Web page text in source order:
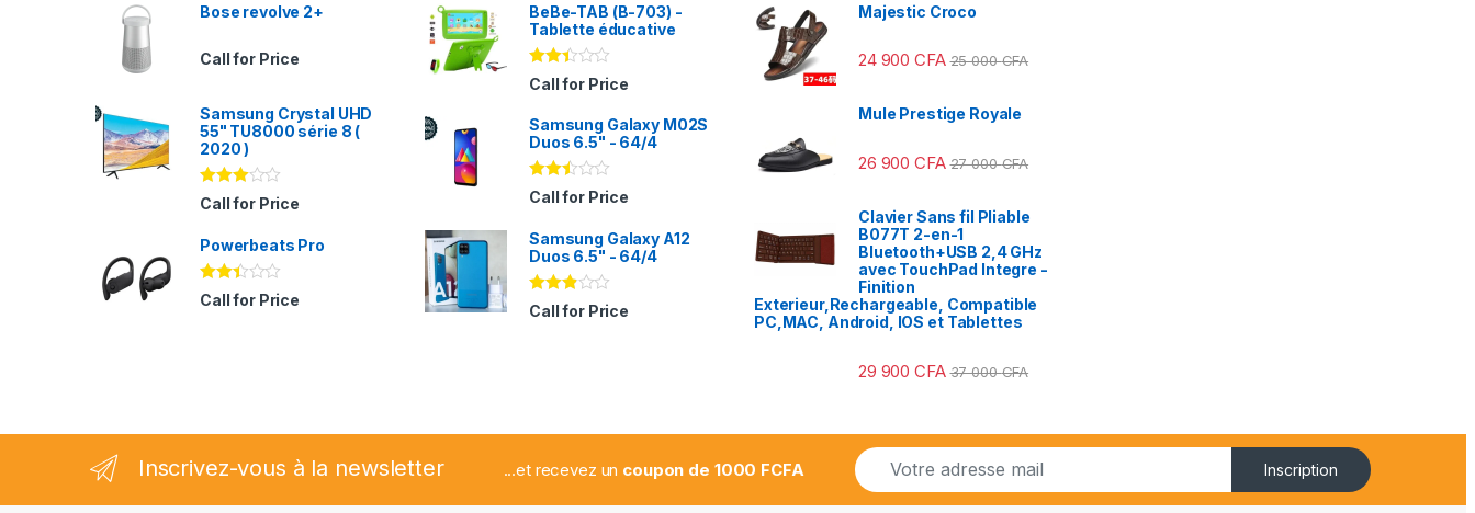
Bose revolve 2+
Call for Price
Samsung Crystal UHD
55" TU8000 série 8 (
2020 )
Note
2.94
Call for Price
Powerbeats Pro
Note
2.35
Call for Price
BeBe-TAB (B-703) -
Tablette éducative
Note
2.31
5
Call for Price
Samsung Galaxy M02S
Duos 6.5" - 64/4
Note
2.41
5
Call for Price
Samsung Galaxy A12
Duos 6.5" - 64/4
Note
2.78
Call for Price
Majestic Croco
24 900CFA 25 000CFA
Mule Prestige Royale
26 900CFA 27 000CFA
Clavier Sans fil Pliable
B077T 2-en-1
Bluetooth+USB 2,4 GHz
avec TouchPad Integre -
Finition
Exterieur,Rechargeable, Compatible
PC,MAC, Android, IOS et Tablettes
29 900CFA 37 000CFA
Inscrivez-vous à la newsletter ...et recevez un coupon de 1000 FCFA
E
m
a
Inscription